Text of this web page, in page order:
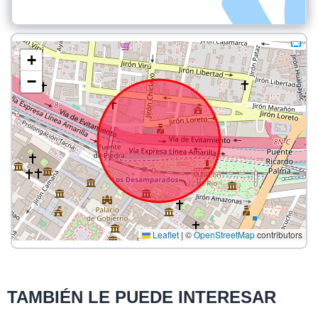
+
−
Leaflet | ©OpenStreetMapcontributors
TAMBIÉN LE PUEDE INTERESAR